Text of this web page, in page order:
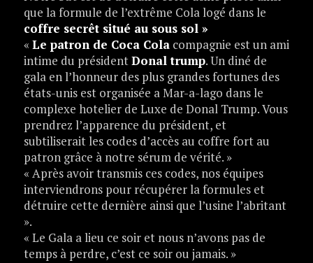
que la formule de l’extrême Cola logé dans le
coffre secrêt situé au sous sol »
« Le patron de Coca Colacompagnie est un ami
intime du présidentDonal trump. Un diné de
gala en l’honneur des plus grandes fortunes des
états-unis est organisée a Mar-a-lago dans le
complexe hotelier de Luxe de Donal Trump. Vous
prendrez l’apparence du président, et
subtiliserait les codes d’accès au coffre fort au
patron grâce à notre sérum de vérité. »
« Après avoir transmis ces codes, nos équipes
interviendrons pour récupérer la formules et
détruire cette dernière ainsi que l’usine l’abritant
».
« Le Gala a lieu ce soir et nous n’avons pas de
temps à perdre, c’est ce soir ou jamais. »